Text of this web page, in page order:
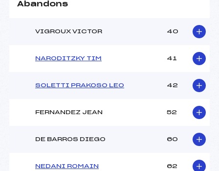
Abandons
VIGROUX VICTOR 40
NARODITZKY TIM 41
SOLETTI PRAKOSO LEO 42
FERNANDEZ JEAN 52
DE BARROS DIEGO 60
NEDANI ROMAIN 62